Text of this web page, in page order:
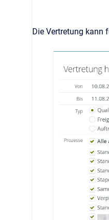
Die Vertretung kann